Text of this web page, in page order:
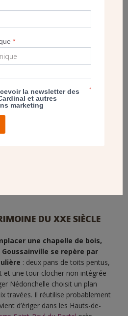
DU XXE SIÈCLE
une chapelle de bois,
se repère par
: deux pans de toits pentus,
et une tour clocher non intégrée
Nédonchelle choisit un plan
travées. Il réutilise probablement
d’ériger dans les Hauts-de-
*
la newsletter des
et autres
marketing
*